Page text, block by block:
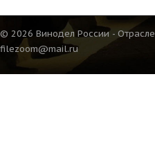
© 2026 Винодел России -
filezoom@mail.ru